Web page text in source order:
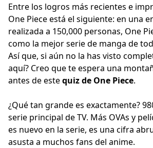
Entre los logros más recientes e
One Piece está el siguiente: en una
realizada a 150,000 personas, One
como la mejor serie de manga de
Así que, si aún no la has visto
aquí? Creo que te espera una
antes de estequiz de One Piece.
¿Qué tan grande es exactamente?
serie principal de TV. Más OVAs y
es nuevo en la serie, es una cifra
asusta a muchos fans del anime.